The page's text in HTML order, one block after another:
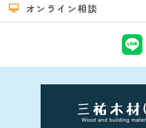
オンライン相談